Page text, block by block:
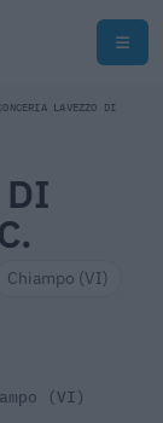
LAVEZZO DI
DI
Chiampo (VI)
(VI)